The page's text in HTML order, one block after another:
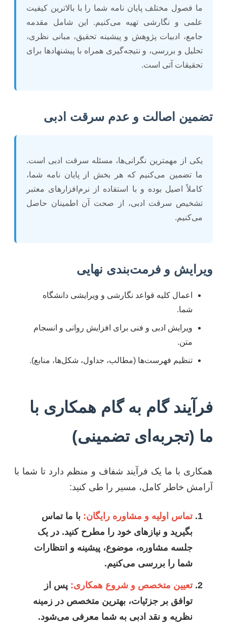
ما فصول مختلف پایان نامه شما را با بالاترین کیفیت
علمی و نگارشی تهیه می‌کنیم. این شامل مقدمه
جامع، ادبیات پژوهش و پیشینه تحقیق، مبانی نظری،
تحلیل و بررسی، و نتیجه‌گیری همراه با پیشنهادها برای
تحقیقات آتی است.
تضمین اصالت و عدم سرقت ادبی
یکی از مهمترین نگرانی‌ها، مسئله سرقت ادبی است.
ما تضمین می‌کنیم که هر بخش از پایان نامه شما،
کاملاً اصیل بوده و با استفاده از نرم‌افزارهای معتبر
تشخیص سرقت ادبی، از صحت آن اطمینان حاصل
می‌کنیم.
ویرایش و فرمت‌بندی نهایی
اعمال کلیه قواعد نگارشی و ویرایشی دانشگاه
شما.
ویرایش ادبی و فنی برای افزایش روانی و انسجام
متن.
تنظیم فهرست‌ها (مطالب، جداول، شکل‌ها، منابع).
فرآیند گام به گام همکاری با
ما (تجربه‌ای تضمینی)
همکاری با ما یک فرآیند شفاف و منظم دارد تا شما با
آرامش خاطر کامل، مسیر را طی کنید:
تماس اولیه و مشاوره رایگان: با ما تماس
بگیرید و نیازهای خود را مطرح کنید. در یک
جلسه مشاوره، موضوع، پیشینه و انتظارات
شما را بررسی می‌کنیم.
تعیین متخصص و شروع همکاری: پس از
توافق بر جزئیات، بهترین متخصص در زمینه
نظریه و نقد ادبی به شما معرفی می‌شود.